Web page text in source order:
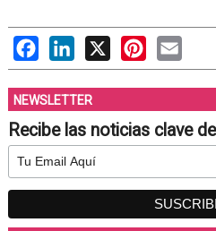
FacebookLinkedIn
X PinterestEmail
NEWSLETTER
Recibe las noticias clave